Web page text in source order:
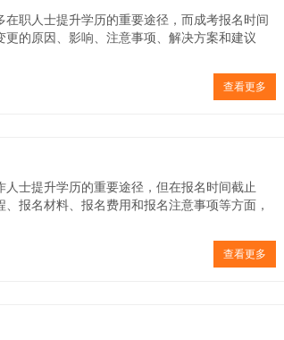
职人士提升学历的重要途径，而成考报名时间
的原因、影响、注意事项、解决方案和建议
查看更多
士提升学历的重要途径，但在报名时间截止
报名材料、报名费用和报名注意事项等方面，
查看更多